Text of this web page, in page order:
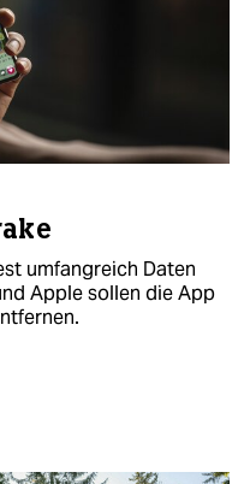
umfangreich Daten
Apple sollen die App